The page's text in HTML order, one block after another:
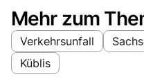
Mehr zum
Verkehrsunfall
Küblis